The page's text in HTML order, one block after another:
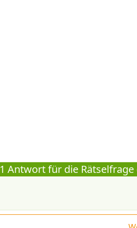
1 Antwort für die Rätselfrage